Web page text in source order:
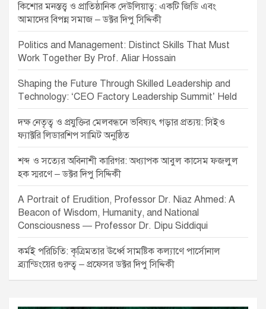
কিশোর মনস্তত্ত্ব ও প্রাতিষ্ঠানিক দেউলিয়াত্ব: একটি জিডি এবং
আমাদের বিপন্ন সমাজ – ডক্টর দিপু সিদ্দিকী
Politics and Management: Distinct Skills That Must
Work Together By Prof. Aliar Hossain
Shaping the Future Through Skilled Leadership and
Technology: ‘CEO Factory Leadership Summit’ Held
দক্ষ নেতৃত্ব ও প্রযুক্তির মেলবন্ধনে ভবিষ্যৎ গড়ার প্রত্যয়: সিইও
ফ্যাক্টরি লিডারশিপ সামিট অনুষ্ঠিত
শব্দ ও সত্যের অবিনাশী কারিগর: অধ্যাপক আবুল কাসেম ফজলুল
হক স্মরণে – ডক্টর দিপু সিদ্দিকী
A Portrait of Erudition, Professor Dr. Niaz Ahmed: A
Beacon of Wisdom, Humanity, and National
Consciousness — Professor Dr. Dipu Siddiqui
কর্মই পরিচিতি: কৃত্রিমতার ঊর্ধ্বে সামষ্টিক কল্যাণে পার্সোনাল
ব্র্যান্ডিংয়ের গুরুত্ব – প্রফেসর ডক্টর দিপু সিদ্দিকী